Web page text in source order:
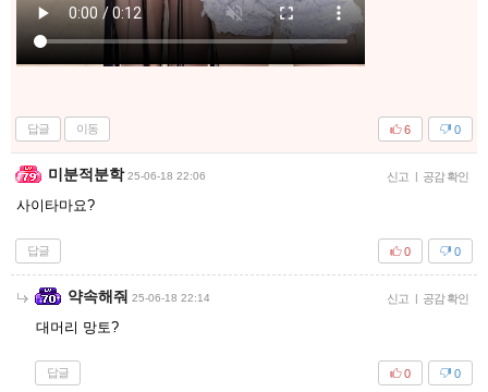
답글 이동 0
6
미분적분학 25-06-18 22:06 신고 공감 확인
사이타마요?
답글 0
0
약속해줘 25-06-18 22:14 신고 공감 확인
대머리 망토?
답글 0
0